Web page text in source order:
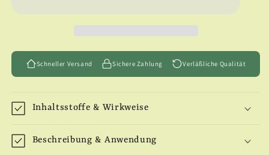
Schneller Versand Sichere Zahlung Verläßliche Qualität
Inhaltsstoffe & Wirkweise
Beschreibung & Anwendung